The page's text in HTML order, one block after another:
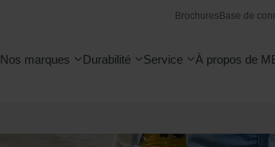
Brochures Base de
Nos marques Durabilité Service À propos de